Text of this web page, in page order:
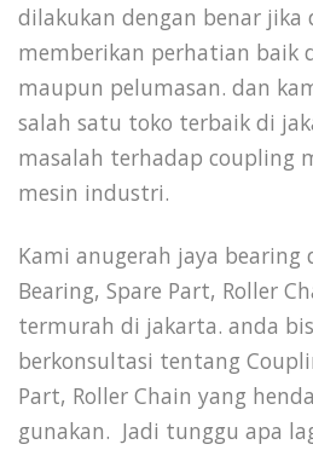
dilakukan dengan benar jika
memberikan perhatian baik
maupun pelumasan. dan
salah satu toko terbaik di
masalah terhadap coupling
mesin industri.
Kami anugerah jaya
Bearing, Spare Part, Roller
termurah di jakarta. anda
berkonsultasi tentang
Part, Roller Chain yang
gunakan. Jadi tunggu apa